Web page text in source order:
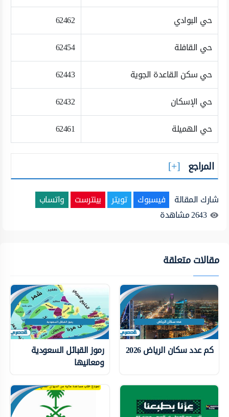
حي البوادي
62462
حي القافلة
62454
حي سكن القاعدة الجوية
62443
حي الإسكان
62432
حي الهميلة
62461
المراجع
شارك المقالة فيسبوك تويتر بينترست
واتساب
2643مشاهدة
مقالات متعلقة
كم عدد سكان الرياض 2026 رموز القبائل السعودية
ومعانيها